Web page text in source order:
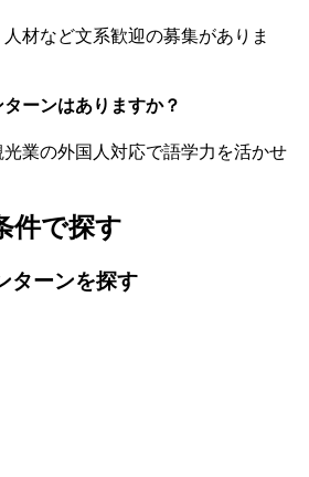
材など文系歓迎の募集がありま
ーンはありますか？
業の外国人対応で語学力を活かせ
件で探す
ターンを探す